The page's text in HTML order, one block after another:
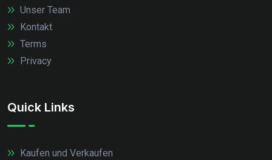
Unser Team
Kontakt
Terms
Privacy
Quick Links
Kaufen und Verkaufen